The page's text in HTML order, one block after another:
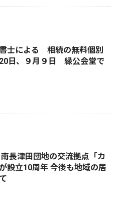
士による 相続の無料個別
日、９月９日 緑公会堂で
南長津田団地の交流拠点「カ
設立10周年 今後も地域の居